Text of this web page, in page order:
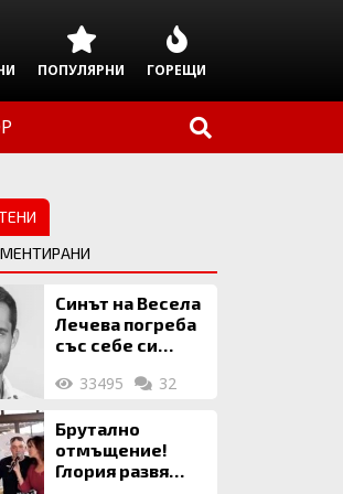
ПОПУЛЯРНИ ГОРЕЩИ
Синът на Весела
Лечева погреба
със себе си
млн. евро
33495 32
Брутално
отмъщение!
Глория развя